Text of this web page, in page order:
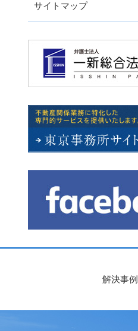
サイトマップ
解決事例